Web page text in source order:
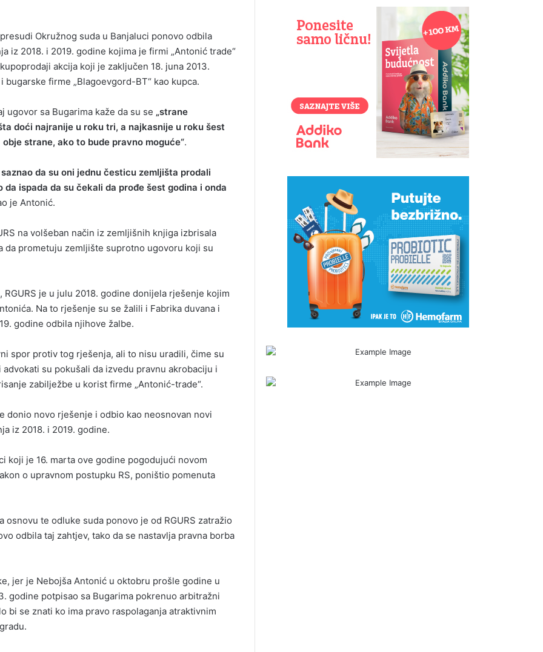
Okružnog suda u Banjaluci ponovo odbila
iz 2018. i 2019. godine kojima je firmi „Antonić trade“
akcija koji je zaključen 18. juna 2013.
firme „Blagoevgord-BT“ kao kupca.
ugovor sa Bugarima kaže da su se „strane
doći najranije u roku tri, a najkasnije u roku šest
strane, ako to bude pravno moguće“.
da su oni jednu česticu zemljišta prodali
ispada da su čekali da prođe šest godina i onda
je Antonić.
na volšeban način iz zemljišnih knjiga izbrisala
da prometuju zemljište suprotno ugovoru koji su
je u julu 2018. godine donijela rješenje kojim
Na to rješenje su se žalili i Fabrika duvana i
godine odbila njihove žalbe.
spor protiv tog rješenja, ali to nisu uradili, čime su
su pokušali da izvedu pravnu akrobaciju i
zabilježbe u korist firme „Antonić-trade“.
donio novo rješenje i odbio kao neosnovan novi
iz 2018. i 2019. godine.
koji je 16. marta ove godine pogodujući novom
o upravnom postupku RS, poništio pomenuta
te odluke suda ponovo je od RGURS zatražio
odbila taj zahtjev, tako da se nastavlja pravna borba
jer je Nebojša Antonić u oktobru prošle godine u
godine potpisao sa Bugarima pokrenuo arbitražni
bi se znati ko ima pravo raspolaganja atraktivnim